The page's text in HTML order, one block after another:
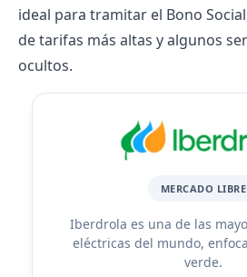
ideal para tramitar el Bono
de tarifas más altas y algunos
ocultos.
MERCADO LIBRE
Iberdrola es una de las
eléctricas del mundo,
verde.